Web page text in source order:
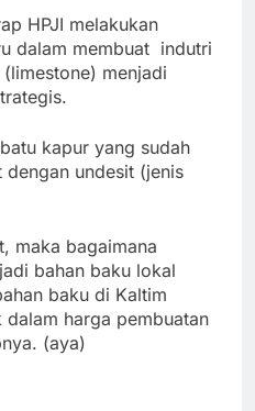
HPJI melakukan
dalam membuat indutri
menjadi
kapur yang sudah
undesit (jenis
maka bagaimana
bahan baku lokal
baku di Kaltim
harga pembuatan
(aya)